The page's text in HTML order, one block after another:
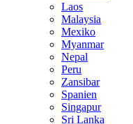
Laos
Malaysia
Mexiko
Myanmar
Nepal
Peru
Zansibar
Spanien
Singapur
Sri Lanka